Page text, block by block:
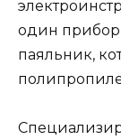
один прибор
паяльник,